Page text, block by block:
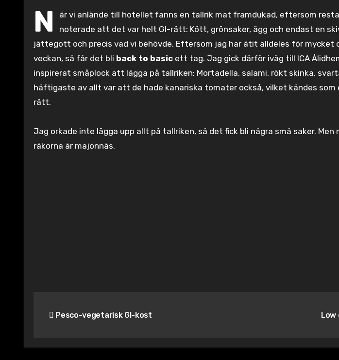
N
är vi anlände till hotellet fanns en tallrik mat framdukad, eftersom
noterade att det var helt GI-rätt: Kött, grönsaker, ägg och endast en
jättegott och precis vad vi behövde. Eftersom jag har ätit alldeles för mycket
veckan, så får det bli back to basic ett tag. Jag gick därför iväg till ICA
inspirerat småplock att lägga på tallriken: Mortadella, salami, rökt skinka,
häftigaste av allt var att de hade kanariska tomater också, vilket kändes
rätt.
Jag orkade inte lägga upp allt på tallriken, så det fick bli några små saker. Men
räkorna är majonnäs.
Pesco-vegetarisk GI-kost Low